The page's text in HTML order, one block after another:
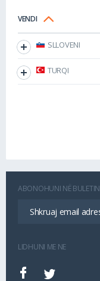
VENDI
SLLOVENI
TURQI
ABONOHUNI NË BULETIN
LIDHUNI ME NE